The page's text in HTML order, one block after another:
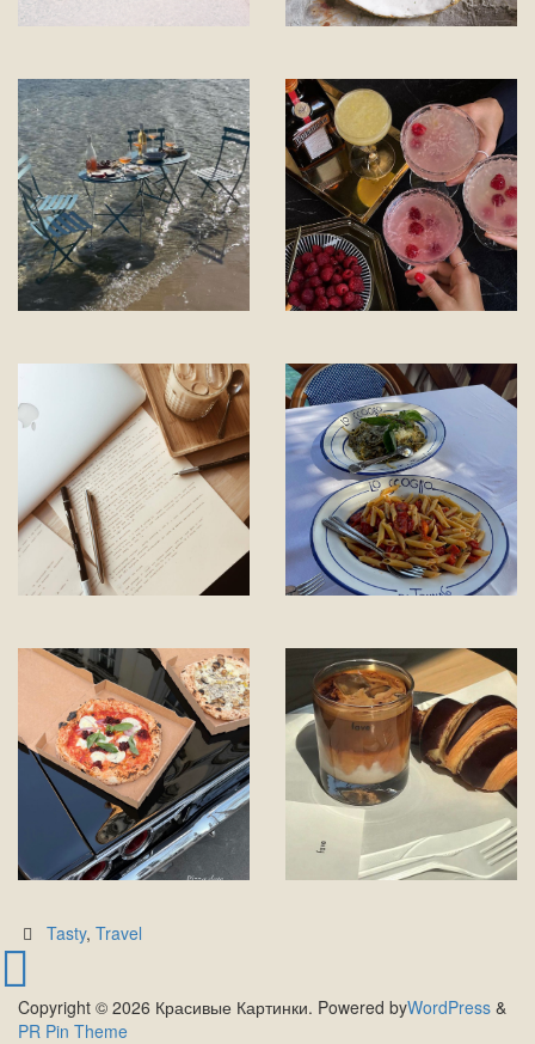
Tasty, Travel
Copyright © 2026 Красивые Картинки. Powered byWordPress &
PR Pin Theme